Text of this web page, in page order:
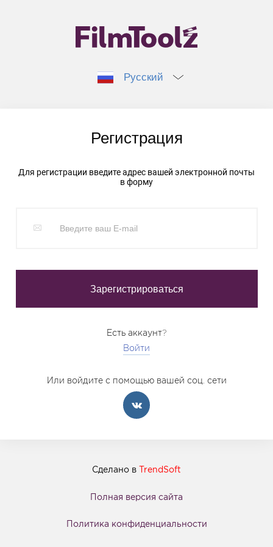
Русский
Регистрация
Для регистрации введите адрес вашей электронной почты
в форму
Есть аккаунт?
Войти
Или войдите с помощью вашей соц. сети
Сделано в TrendSoft
Полная версия сайта
Политика конфиденциальности